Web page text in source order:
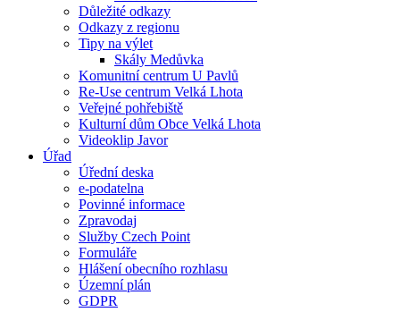
Důležité odkazy
Odkazy z regionu
Tipy na výlet
Skály Medůvka
Komunitní centrum U Pavlů
Re-Use centrum Velká Lhota
Veřejné pohřebiště
Kulturní dům Obce Velká Lhota
Videoklip Javor
Úřad
Úřední deska
e-podatelna
Povinné informace
Zpravodaj
Služby Czech Point
Formuláře
Hlášení obecního rozhlasu
Územní plán
GDPR